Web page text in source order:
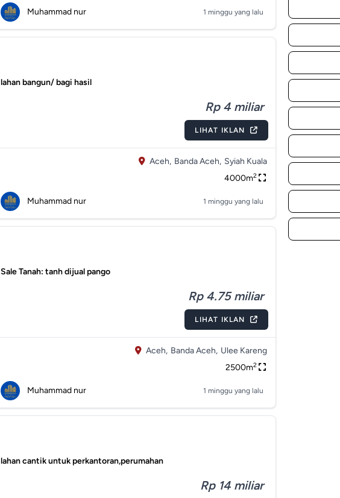
Muhammad nur 1 minggu yang lalu
lahan bangun/ bagi hasil
Rp 4 miliar
LIHAT IKLAN
Aceh, Banda Aceh, Syiah Kuala
4000m2
Muhammad nur 1 minggu yang lalu
Sale Tanah: tanh dijual pango
Rp 4.75 miliar
LIHAT IKLAN
Aceh, Banda Aceh, Ulee Kareng
2500m2
Muhammad nur 1 minggu yang lalu
lahan cantik untuk perkantoran,perumahan
Rp 14 miliar